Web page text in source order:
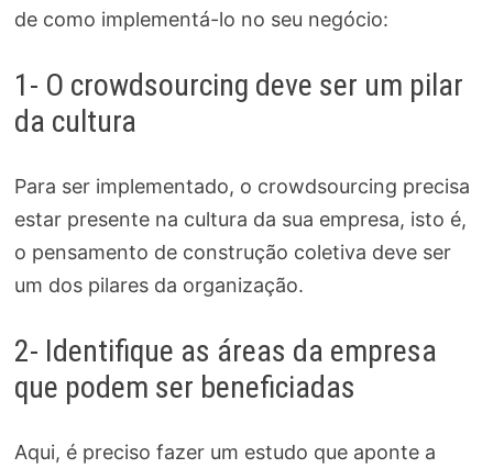
de como implementá-lo no seu negócio:
1- O crowdsourcing deve ser um pilar
da cultura
Para ser implementado, o crowdsourcing precisa
estar presente na cultura da sua empresa, isto é,
o pensamento de construção coletiva deve ser
um dos pilares da organização.
2- Identifique as áreas da empresa
que podem ser beneficiadas
Aqui, é preciso fazer um estudo que aponte a